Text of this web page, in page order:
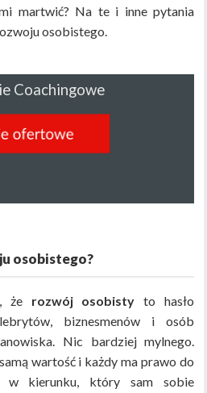
martwić? Na te i inne pytania
osobistego.
Coachingowe
osobistego?
że rozwój osobisty to hasło
biznesmenów i osób
Nic bardziej mylnego.
wartość i każdy ma prawo do
w kierunku, który sam sobie